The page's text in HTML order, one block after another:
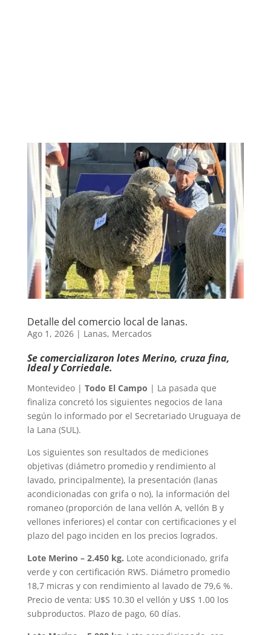
Detalle del comercio local de lanas.
Ago 1, 2026| Lanas, Mercados
Se comercializaron lotes Merino, cruza fina,
Ideal y Corriedale.
Montevideo | Todo El Campo | La pasada que
finaliza concretó los siguientes negocios de lana
según lo informado por el Secretariado Uruguaya de
la Lana (SUL).
Los siguientes son resultados de mediciones
objetivas (diámetro promedio y rendimiento al
lavado, principalmente), la presentación (lanas
acondicionadas con grifa o no), la información del
romaneo (proporción de lana vellón A, vellón B y
vellones inferiores) el contar con certificaciones y el
plazo del pago inciden en los precios logrados.
Lote Merino – 2.450 kg. Lote acondicionado, grifa
verde y con certificación RWS. Diámetro promedio
18,7 micras y con rendimiento al lavado de 79,6 %.
Precio de venta: U$S 10.30 el vellón y U$S 1.00 los
subproductos. Plazo de pago, 60 días.